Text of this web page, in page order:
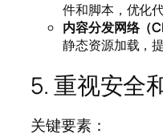
件和脚本，优化
内容分发网络（
静态资源加载，
5. 重视安全
关键要素：